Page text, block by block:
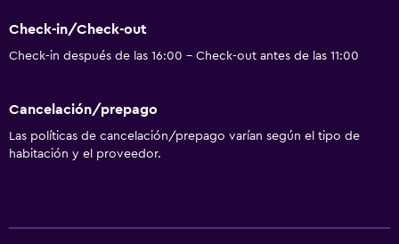
Check-in/Check-out
Check-in después de las 16:00 - Check-out antes de las 11:00
Cancelación/prepago
Las políticas de cancelación/prepago varían según el tipo de
habitación y el proveedor.